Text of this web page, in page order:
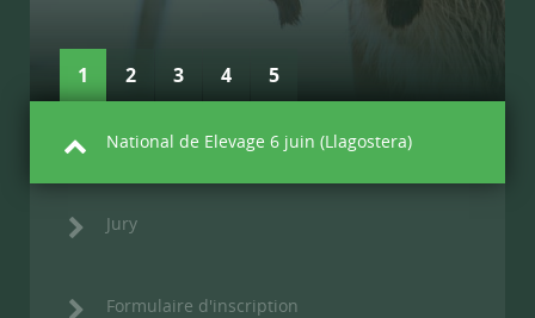
1 2 3 4 5
National de Elevage 6 juin (Llagostera)
Jury
Formulaire d'inscription